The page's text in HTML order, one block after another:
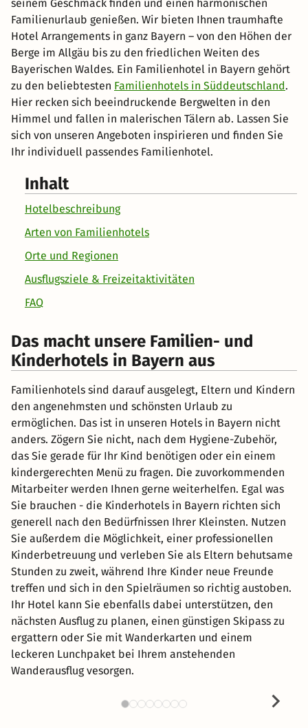
seinem Geschmack finden und einen harmonischen
Familienurlaub genießen. Wir bieten Ihnen traumhafte
Hotel Arrangements in ganz Bayern – von den Höhen der
Berge im Allgäu bis zu den friedlichen Weiten des
Bayerischen Waldes. Ein Familienhotel in Bayern gehört
zu den beliebtesten Familienhotels in Süddeutschland.
Hier recken sich beeindruckende Bergwelten in den
Himmel und fallen in malerischen Tälern ab. Lassen Sie
sich von unseren Angeboten inspirieren und finden Sie
Ihr individuell passendes Familienhotel.
Inhalt
Hotelbeschreibung
Arten von Familienhotels
Orte und Regionen
Ausflugsziele & Freizeitaktivitäten
FAQ
Das macht unsere Familien- und
Kinderhotels in Bayern aus
Familienhotels sind darauf ausgelegt, Eltern und Kindern
den angenehmsten und schönsten Urlaub zu
ermöglichen. Das ist in unseren Hotels in Bayern nicht
anders. Zögern Sie nicht, nach dem Hygiene-Zubehör,
das Sie gerade für Ihr Kind benötigen oder ein einem
kindergerechten Menü zu fragen. Die zuvorkommenden
Mitarbeiter werden Ihnen gerne weiterhelfen. Egal was
Sie brauchen - die Kinderhotels in Bayern richten sich
generell nach den Bedürfnissen Ihrer Kleinsten. Nutzen
Sie außerdem die Möglichkeit, einer professionellen
Kinderbetreuung und verleben Sie als Eltern behutsame
Stunden zu zweit, während Ihre Kinder neue Freunde
treffen und sich in den Spielräumen so richtig austoben.
Ihr Hotel kann Sie ebenfalls dabei unterstützen, den
nächsten Ausflug zu planen, einen günstigen Skipass zu
ergattern oder Sie mit Wanderkarten und einem
leckeren Lunchpaket bei Ihrem anstehenden
Wanderausflug vesorgen.